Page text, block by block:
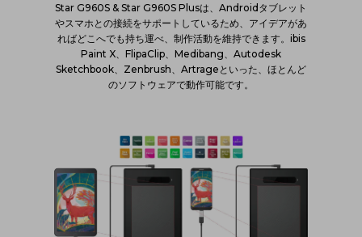
Star G960S & Star G960S Plusは、Androidタブレット
やスマホとの接続をサポートしているため、アイデアがあ
ればどこへでも持ち運べ、制作活動を維持できます。ibis
Paint X、FlipaClip、Medibang、Autodesk
Sketchbook、Zenbrush、Artrageといった、ほとんど
のソフトウェアで動作可能です。